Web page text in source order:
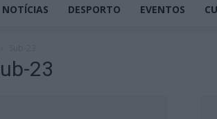
NOTÍCIAS DESPORTO EVENTOS
23